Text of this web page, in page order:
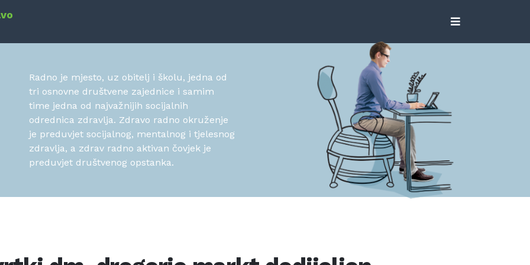
Radno je mjesto, uz obitelj i školu, jedna od
tri osnovne društvene zajednice i samim
time jedna od najvažnijih socijalnih
odrednica zdravlja. Zdravo radno okruženje
je preduvjet socijalnog, mentalnog i tjelesnog
zdravlja, a zdrav radno aktivan čovjek je
preduvjet društvenog opstanka.